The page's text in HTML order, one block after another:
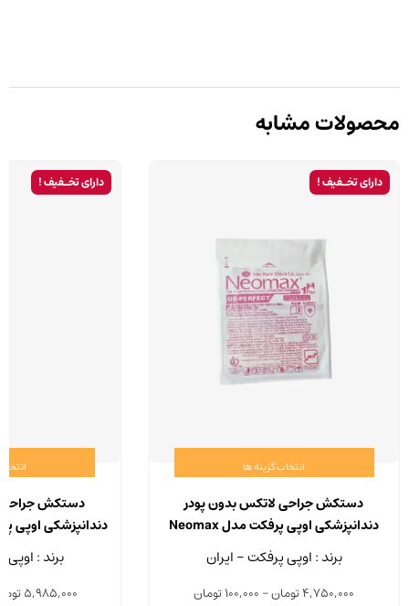
محصولات مشابه
دارای تخـفیف !
انتخاب گزینه ها
این
دارای
دستکش جراحی لاتکس بدون پودر
دندانپزشکی اوپی پرفکت مدل Neomax
بسته 2 عددی
برند : اوپی پرفکت - ایران
4,750,000تومان–
100,000تومانPrice
دارای تخـفیف !
دستکش جراحی
برند :
5,985,000